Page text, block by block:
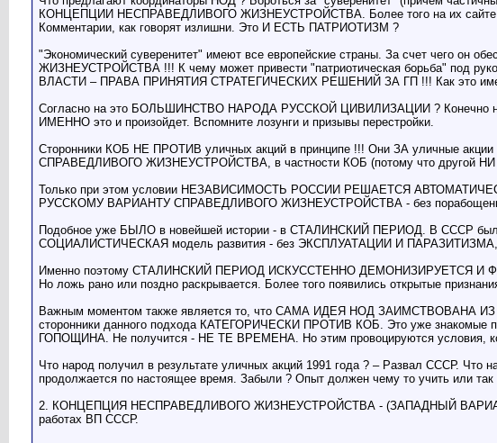
КОНЦЕПЦИИ НЕСПРАВЕДЛИВОГО ЖИЗНЕУСТРОЙСТВА. Более того на их сайте
Комментарии, как говорят излишни. Это И ЕСТЬ ПАТРИОТИЗМ ?
"Экономический суверенитет" имеют все европейские страны. За счет чего
ЖИЗНЕУСТРОЙСТВА !!! К чему может привести "патриотическая борьба" под
ВЛАСТИ – ПРАВА ПРИНЯТИЯ СТРАТЕГИЧЕСКИХ РЕШЕНИЙ ЗА ГП !!! Как это
Согласно на это БОЛЬШИНСТВО НАРОДА РУССКОЙ ЦИВИЛИЗАЦИИ ? Конечно нет.
ИМЕННО это и произойдет. Вспомните лозунги и призывы перестройки.
Сторонники КОБ НЕ ПРОТИВ уличных акций в принципе !!! Они ЗА
СПРАВЕДЛИВОГО ЖИЗНЕУСТРОЙСТВА, в частности КОБ (потому что другой
Только при этом условии НЕЗАВИСИМОСТЬ РОССИИ РЕШАЕТСЯ
РУССКОМУ ВАРИАНТУ СПРАВЕДЛИВОГО ЖИЗНЕУСТРОЙСТВА - без
Подобное уже БЫЛО в новейшей истории - в СТАЛИНСКИЙ ПЕРИОД. В
СОЦИАЛИСТИЧЕСКАЯ модель развития - без ЭКСПЛУАТАЦИИ И
Именно поэтому СТАЛИНСКИЙ ПЕРИОД ИСКУССТЕННО ДЕМОНИЗИРУЕТСЯ И
Но ложь рано или поздно раскрывается. Более того появились открытые
Важным моментом также является то, что САМА ИДЕЯ НОД ЗАИМСТВОВАНА
сторонники данного подхода КАТЕГОРИЧЕСКИ ПРОТИВ КОБ. Это уже
ГОПОЩИНА. Не получится - НЕ ТЕ ВРЕМЕНА. Но этим провоцируются условия,
Что народ получил в результате уличных акций 1991 года ? – Развал СССР. Что
продолжается по настоящее время. Забыли ? Опыт должен чему то учить
2. КОНЦЕПЦИЯ НЕСПРАВЕДЛИВОГО ЖИЗНЕУСТРОЙСТВА - (ЗАПАДНЫЙ ВАРИАНТ
работах ВП СССР.